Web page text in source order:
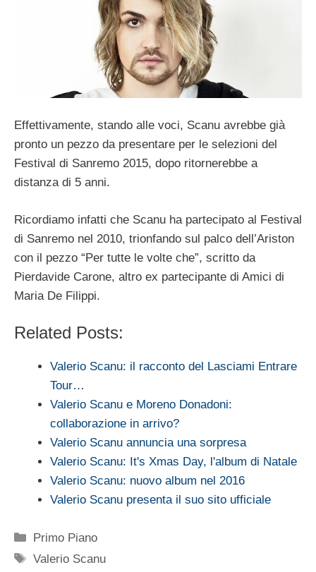
Effettivamente, stando alle voci, Scanu avrebbe già
pronto un pezzo da presentare per le selezioni del
Festival di Sanremo 2015, dopo ritornerebbe a
distanza di 5 anni.
Ricordiamo infatti che Scanu ha partecipato al Festival
di Sanremo nel 2010, trionfando sul palco dell’Ariston
con il pezzo “Per tutte le volte che”, scritto da
Pierdavide Carone, altro ex partecipante di Amici di
Maria De Filippi.
Related Posts:
Valerio Scanu: il racconto del Lasciami Entrare
Tour…
Valerio Scanu e Moreno Donadoni:
collaborazione in arrivo?
Valerio Scanu annuncia una sorpresa
Valerio Scanu: It's Xmas Day, l'album di Natale
Valerio Scanu: nuovo album nel 2016
Valerio Scanu presenta il suo sito ufficiale
Categorie
Primo Piano
Tag
Valerio Scanu